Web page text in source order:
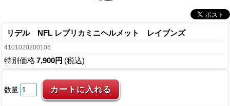
リデル NFL レプリカミニヘルメット レイブンズ
4101020200105
特別価格 7,900円 (税込)
数量